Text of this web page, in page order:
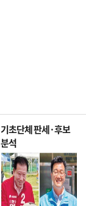
기초단체 판세·후보
분석